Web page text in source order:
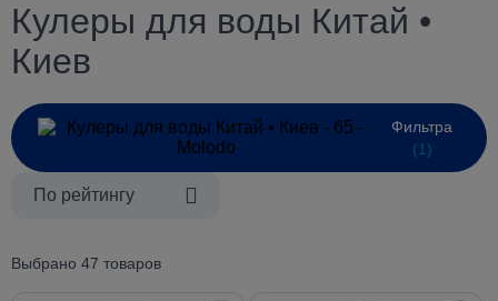
Кулеры для воды Китай •
Киев
Фильтра
(1)
По рейтингу
Выбрано 47 товаров